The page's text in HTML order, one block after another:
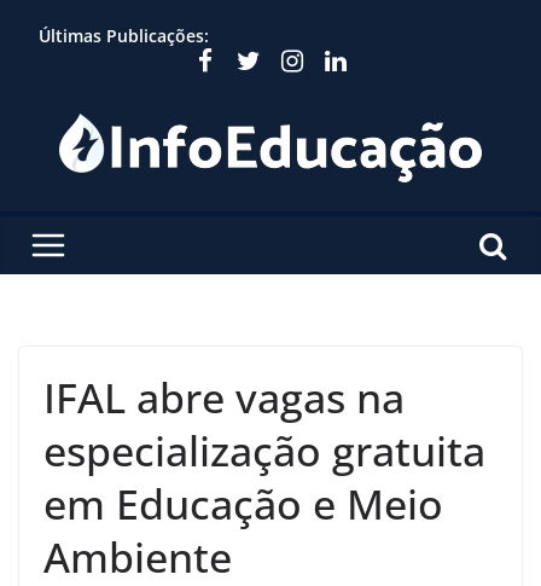
Últimas Publicações:
IFAL abre vagas na
especialização gratuita
em Educação e Meio
Ambiente